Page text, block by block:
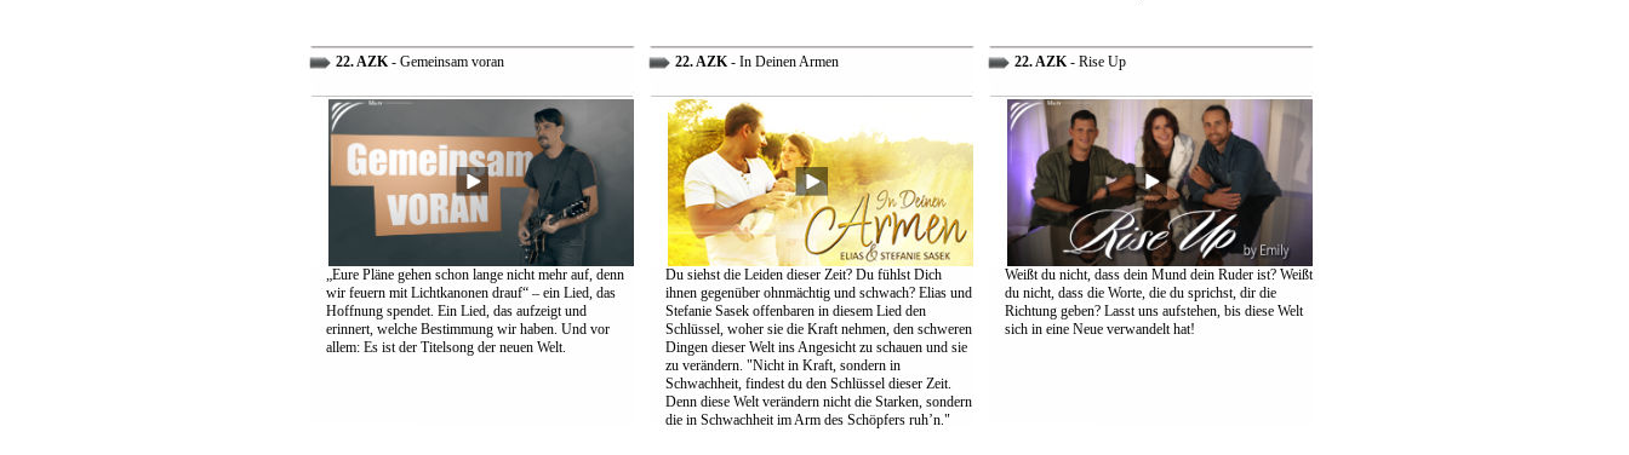
22. AZK- Gemeinsam voran
„Eure Pläne gehen schon lange nicht mehr auf, denn
wir feuern mit Lichtkanonen drauf“ – ein Lied, das
Hoffnung spendet. Ein Lied, das aufzeigt und
erinnert, welche Bestimmung wir haben. Und vor
allem: Es ist der Titelsong der neuen Welt.
22. AZK- In Deinen Armen
Du siehst die Leiden dieser Zeit? Du fühlst Dich
ihnen gegenüber ohnmächtig und schwach? Elias und
Stefanie Sasek offenbaren in diesem Lied den
Schlüssel, woher sie die Kraft nehmen, den schweren
Dingen dieser Welt ins Angesicht zu schauen und sie
zu verändern. "Nicht in Kraft, sondern in
Schwachheit, findest du den Schlüssel dieser Zeit.
Denn diese Welt verändern nicht die Starken, sondern
die in Schwachheit im Arm des Schöpfers ruh’n."
22. AZK- Rise Up
Weißt du nicht, dass dein Mund dein Ruder ist? Weißt
du nicht, dass die Worte, die du sprichst, dir die
Richtung geben? Lasst uns aufstehen, bis diese Welt
sich in eine Neue verwandelt hat!